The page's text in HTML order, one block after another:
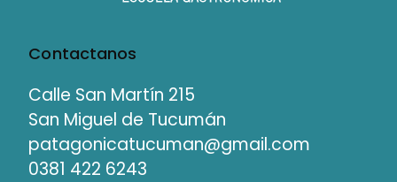
Contactanos
Calle San Martín 215
San Miguel de Tucumán
patagonicatucuman@gmail.com
0381 422 6243